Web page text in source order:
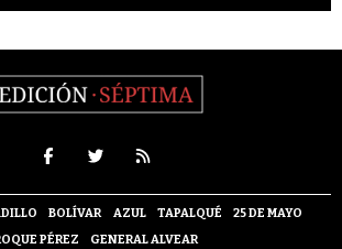
BOLÍVAR AZUL TAPALQUÉ
25 DE MAYO
PÉREZ
GENERAL ALVEAR